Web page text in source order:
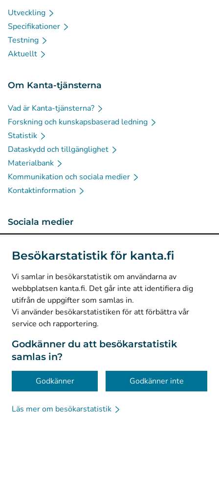
Besökarstatistik för kanta.fi
Vi samlar in besökarstatistik om användarna av
webbplatsen kanta.fi. Det går inte att identifiera dig
utifrån de uppgifter som samlas in.
Vi använder besökarstatistiken för att förbättra vår
service och rapportering.
Godkänner du att besökarstatistik
samlas in?
Godkänner Godkänner inte
Läs mer om besökarstatistik
Utveckling
Specifikationer
Testning
Aktuellt
Om Kanta-tjänsterna
Vad är Kanta-tjänsterna?
Forskning och kunskapsbaserad ledning
Statistik
Dataskydd och tillgänglighet
Materialbank
Kommunikation och sociala medier
Kontaktinformation
Sociala medier
LinkedIn(Avautuu uuteen välilehteen)
Facebook
Avautuu uuteen välilehteen)
© Kanta-Palvelut, Kansaneläkelaitos
Dataskydd
Om webbplatsen
Tillgänglighet
Kakor